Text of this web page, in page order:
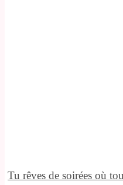
Tu rêves de soirées où